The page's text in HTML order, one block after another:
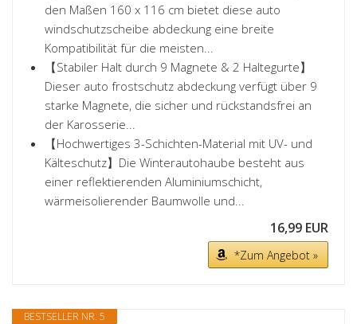
den Maßen 160 x 116 cm bietet diese auto
windschutzscheibe abdeckung eine breite
Kompatibilität für die meisten...
【Stabiler Halt durch 9 Magnete & 2 Haltegurte】
Dieser auto frostschutz abdeckung verfügt über 9
starke Magnete, die sicher und rückstandsfrei an
der Karosserie...
【Hochwertiges 3-Schichten-Material mit UV- und
Kälteschutz】Die Winterautohaube besteht aus
einer reflektierenden Aluminiumschicht,
wärmeisolierender Baumwolle und...
16,99 EUR
*Zum Angebot »
BESTSELLER NR. 5